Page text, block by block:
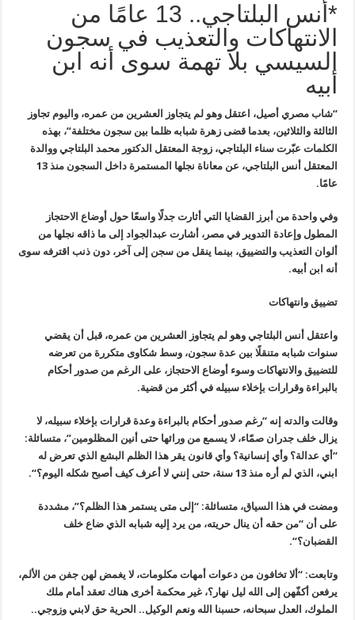
*أنس البلتاجي.. 13 عامًا من
الانتهاكات والتعذيب في سجون
السيسي بلا تهمة سوى أنه ابن
أبيه
“شاب مصري أصيل، اعتقل وهو لم يتجاوز
العشرين من عمره، واليوم تجاوز
الثالثة والثلاثين، بعدما قضى زهرة شبابه ظلما بين سجون مختلفة”، بهذه
الكلمات عبّرت سناء البلتاجي، زوجة المعتقل الدكتور محمد البلتاجي ووالدة
المعتقل أنس البلتاجي، عن معاناة نجلها
المستمرة داخل السجون منذ 13
عامًا.
وفي واحدة من أبرز القضايا التي أثارت جدلًا واسعًا حول أوضاع الاحتجاز
المطول وإعادة التدوير في مصر، أشارت عبدالجواد إلى ما ذاقه نجلها من
ألوان التعذيب والتضييق، بينما ينقل من سجن إلى آخر، دون ذنب اقترفه سوى
أنه ابن أبيه.
تضييق وانتهاكات
واعتقل أنس البلتاجي وهو لم يتجاوز
العشرين من عمره، قبل أن يقضي
سنوات شبابه متنقلًا بين عدة سجون، وسط شكاوى متكررة من تعرضه
للتضييق والانتهاكات وسوء أوضاع الاحتجاز، على الرغم من صدور أحكام
بالبراءة وقرارات بإخلاء سبيله في أكثر من قضية.
وقالت والدته إنه “رغم صدور أحكام بالبراءة وعدة قرارات بإخلاء سبيله، لا
يزال خلف جدران صمّاء، لا يسمع من ورائها حتى أنين المظلومين”، متسائلة:
“أي عدالة؟ وأي إنسانية؟ وأي قانون يقر هذا الظلم البشع الذي تعرض له
ابني، الذي لم أره منذ 13 سنة، حتى إنني
لا أعرف كيف أصبح شكله اليوم؟“.
ومضت في هذا السياق، متسائلة: “إلى متى يستمر هذا الظلم؟”، مشددة
على أن “من حقه أن ينال حريته، من يرد إليه شبابه الذي ضاع خلف
القضبان؟“.
وتابعت: “ألا تخافون من دعوات أمهات مكلومات، لا يغمض لهن جفن من الألم،
يرفعن أكفّهن إلى الله ليل نهار؟، غير محكمة أخرى هناك تعقد أمام ملك
الملوك، العدل سبحانه، حسبنا الله ونعم الوكيل.. الحرية حق لابني وزوجي..